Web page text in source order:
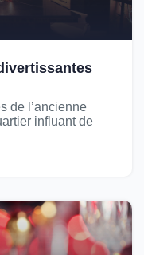
de l’ancienne
influant de